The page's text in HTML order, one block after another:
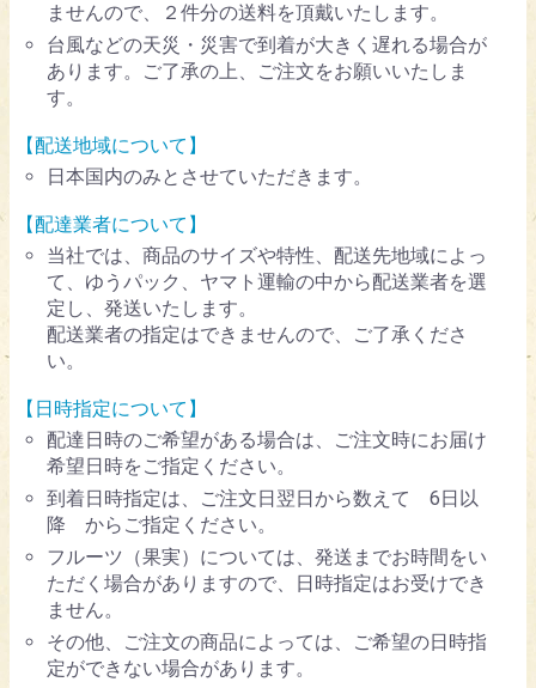
ませんので、２件分の送料を頂戴いたします。
台風などの天災・災害で到着が大きく遅れる場合が
あります。ご了承の上、ご注文をお願いいたしま
す。
【配送地域について】
日本国内のみとさせていただきます。
【配達業者について】
当社では、商品のサイズや特性、配送先地域によっ
て、ゆうパック、ヤマト運輸の中から配送業者を選
定し、発送いたします。
配送業者の指定はできませんので、ご了承くださ
い。
【日時指定について】
配達日時のご希望がある場合は、ご注文時にお届け
希望日時をご指定ください。
到着日時指定は、ご注文日翌日から数えて 6日以
降 からご指定ください。
フルーツ（果実）については、発送までお時間をい
ただく場合がありますので、日時指定はお受けでき
ません。
その他、ご注文の商品によっては、ご希望の日時指
定ができない場合があります。